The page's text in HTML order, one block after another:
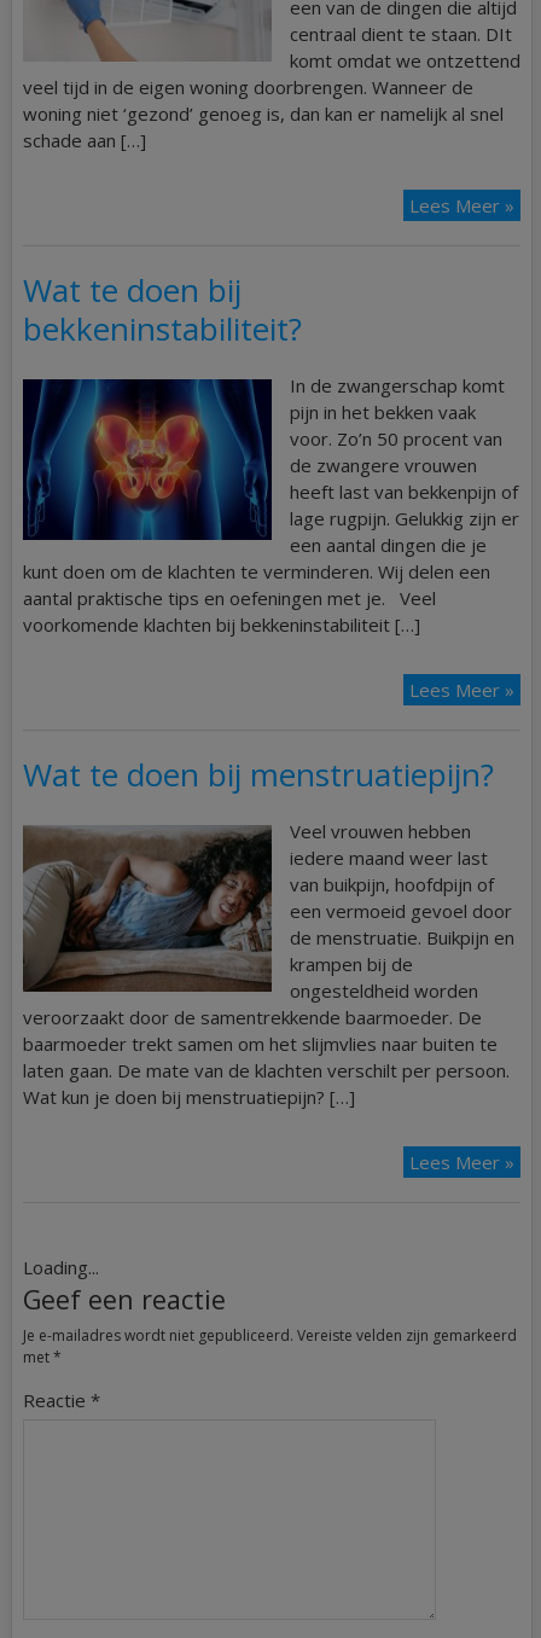
een van de dingen die altijd
centraal dient te staan. DIt
komt omdat we ontzettend
veel tijd in de eigen woning doorbrengen. Wanneer de
woning niet ‘gezond’ genoeg is, dan kan er namelijk al snel
schade aan […]
Lees Meer »
Wat te doen bij
bekkeninstabiliteit?
In de zwangerschap komt
pijn in het bekken vaak
voor. Zo’n 50 procent van
de zwangere vrouwen
heeft last van bekkenpijn of
lage rugpijn. Gelukkig zijn er
een aantal dingen die je
kunt doen om de klachten te verminderen. Wij delen een
aantal praktische tips en oefeningen met je. Veel
voorkomende klachten bij bekkeninstabiliteit […]
Lees Meer »
Wat te doen bij menstruatiepijn?
Veel vrouwen hebben
iedere maand weer last
van buikpijn, hoofdpijn of
een vermoeid gevoel door
de menstruatie. Buikpijn en
krampen bij de
ongesteldheid worden
veroorzaakt door de samentrekkende baarmoeder. De
baarmoeder trekt samen om het slijmvlies naar buiten te
laten gaan. De mate van de klachten verschilt per persoon.
Wat kun je doen bij menstruatiepijn? […]
Lees Meer »
Loading...
Geef een reactie
Je e-mailadres wordt niet gepubliceerd. Vereiste velden zijn gemarkeerd
met*
Reactie *